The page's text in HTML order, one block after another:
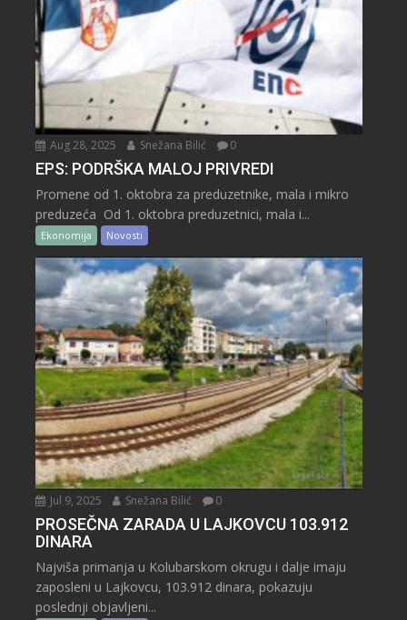
Aug 28, 2025 Snežana Bilić 0
EPS: PODRŠKA MALOJ PRIVREDI
Promene od 1. oktobra za preduzetnike, mala i mikro
preduzeća Od 1. oktobra preduzetnici, mala i...
Ekonomija Novosti
Jul 9, 2025 Snežana Bilić 0
PROSEČNA ZARADA U LAJKOVCU 103.912
DINARA
Najviša primanja u Kolubarskom okrugu i dalje imaju
zaposleni u Lajkovcu, 103.912 dinara, pokazuju
poslednji objavljeni...